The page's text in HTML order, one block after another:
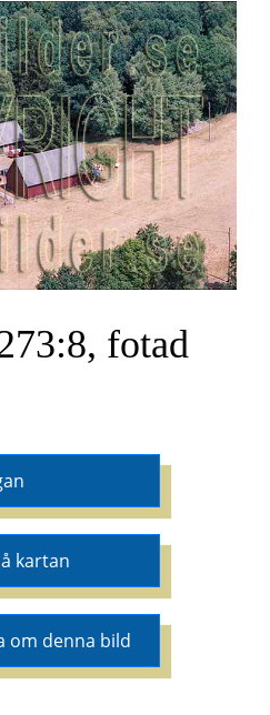
fotad
kartan
om denna bild